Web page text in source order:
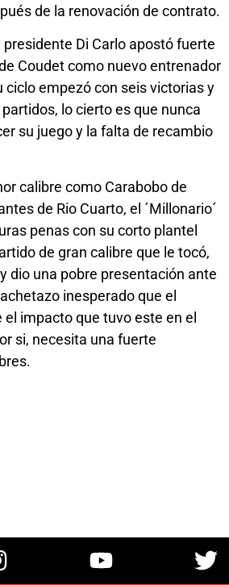
de la renovación de contrato.
Di Carlo apostó fuerte
Coudet como nuevo entrenador
ciclo empezó con seis victorias y
lo cierto es que nunca
su juego y la falta de recambio
calibre como Carabobo de
de Rio Cuarto, el ´Millonario´
penas con su corto plantel
de gran calibre que le tocó,
dio una pobre presentación ante
inesperado que el
impacto que tuvo este en el
si, necesita una fuerte